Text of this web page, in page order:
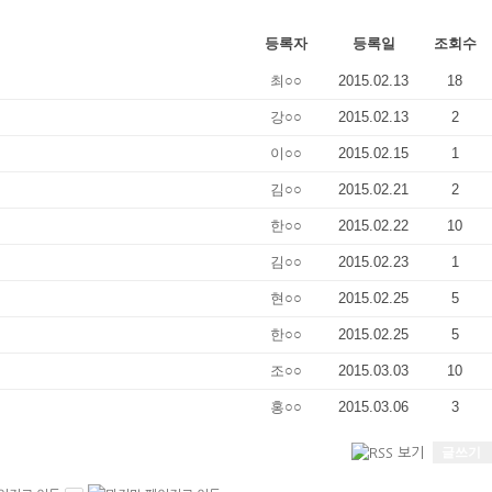
등록자 등록일 조회수
최○○ 2015.02.13 18
강○○ 2015.02.13 2
이○○ 2015.02.15 1
김○○ 2015.02.21 2
한○○ 2015.02.22 10
김○○ 2015.02.23 1
현○○ 2015.02.25 5
한○○ 2015.02.25 5
조○○ 2015.03.03 10
홍○○ 2015.03.06 3